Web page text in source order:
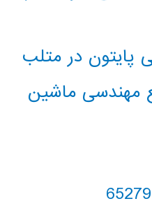
پایتون در متلب
مهندسی ماشین